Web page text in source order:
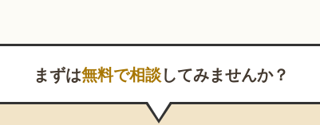
まずは無料で相談してみませんか？